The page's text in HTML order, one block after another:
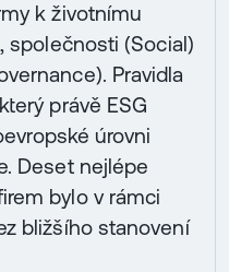
k životnímu
společnosti (Social)
Pravidla
právě ESG
úrovni
Deset nejlépe
bylo v rámci
bližšího stanovení